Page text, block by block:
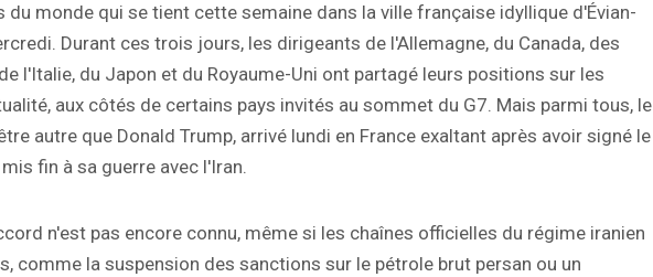
du monde qui se tient cette semaine dans la ville française idyllique d'Évian-
Durant ces trois jours, les dirigeants de l'Allemagne, du Canada, des
l'Italie, du Japon et du Royaume-Uni ont partagé leurs positions sur les
aux côtés de certains pays invités au sommet du G7. Mais parmi tous, le
autre que Donald Trump, arrivé lundi en France exaltant après avoir signé le
fin à sa guerre avec l'Iran.
n'est pas encore connu, même si les chaînes officielles du régime iranien
comme la suspension des sanctions sur le pétrole brut persan ou un